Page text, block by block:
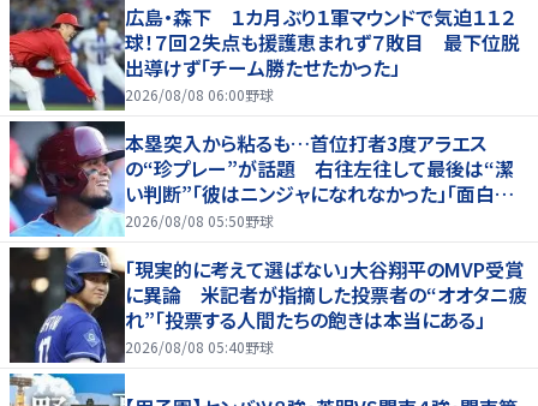
広島・森下 １カ月ぶり１軍マウンドで気迫１１２
球！７回２失点も援護恵まれず７敗目 最下位脱
出導けず「チーム勝たせたかった」
2026/08/08 06:00野球
本塁突入から粘るも…首位打者3度アラエス
の“珍プレー”が話題 右往左往して最後は“潔
い判断”「彼はニンジャになれなかった」「面白すぎ
る」
2026/08/08 05:50野球
「現実的に考えて選ばない」大谷翔平のMVP受賞
に異論 米記者が指摘した投票者の“オオタニ疲
れ”「投票する人間たちの飽きは本当にある」
2026/08/08 05:40野球